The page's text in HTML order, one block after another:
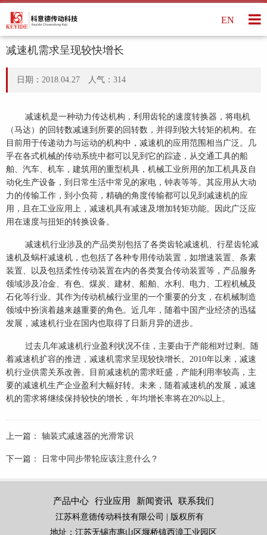
EN
减速机需求呈现较快增长
日期：2018.04.27 人气： 314
减速机是一种动力传达机构，利用齿轮的速度转换器，将电机
（马达）的回转数减速到所要的回转数，并得到较大转矩的机构。在
目前用于传递动力与运动的机构中，减速机的应用范围相当广泛。几
乎在各式机械的传动系统中都可以见到它的踪迹，从交通工具的船
舶、汽车、机车，建筑用的重型机具，机械工业所用的加工机具及自
动化生产设备，到日常生活中常见的家电，钟表等等。其应用从大动
力的传输工作，到小负荷，精确的角度传输都可以见到减速机的应
用，且在工业应用上，减速机具有减速及增加转矩功能。因此广泛应
用在速度与扭矩的转换设备。
减速机行业涉及的产品类别包括了各类齿轮减速机、行星齿轮减
速机及蜗杆减速机，也包括了各种专用传动装置，如增速装置、条素
装置、以及包括柔性传动装置在内的各类复合传动装置等，产品服务
领域涉及冶金、有色、煤炭、建材、船舶、水利、电力、工程机械及
石化等行业。其作为传动机械行业里的一个重要的分支，在机械制造
领域中扮演着越来越重要的角色。近几年，随着中国产业经济的迅猛
发展，减速机行业在国内也取得了日新月异的进步。
过去几年减速机行业盈利状况不佳，主要由于产能相对过剩。随
着减速机扩容的推进，减速机需求呈现较快增长。2010年以来，减速
机行业供需关系改善。目前减速机的需求旺盛，产能利用率较高，主
要的减速机生产企业盈利大幅好转。未来，随着减速机的发展，减速
机的需求将继续保持较快的增长，年均增长率将在20%以上。
上一篇： 轴装式减速器的光滑常识
下一篇： 日常中同步带轮应该注意什么？
产品中心 行业应用 新闻资讯 联系我们
江苏科意德传动科技有限公司 | 版权所有
地址：江苏无锡市惠山区堰桥镇西漳工业园区